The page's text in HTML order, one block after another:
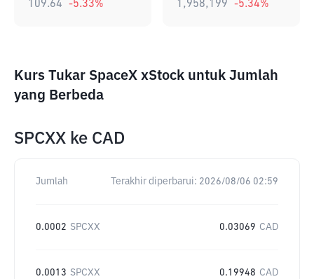
109.64 -5.33% 1,958,199 -5.34%
Kurs Tukar SpaceX xStock untuk Jumlah
yang Berbeda
SPCXX ke CAD
Jumlah Terakhir diperbarui: 2026/08/06 02:59
0.0002 SPCXX 0.03069 CAD
0.0013 SPCXX 0.19948 CAD